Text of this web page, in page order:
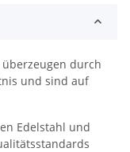
überzeugen durch
und sind auf
Edelstahl und